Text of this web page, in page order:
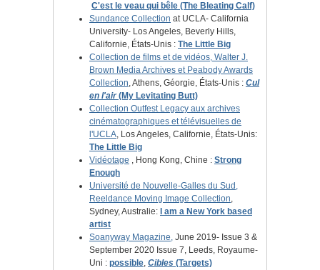
C'est le veau qui bêle (The Bleating Calf)
Sundance Collection at UCLA- California
University- Los Angeles, Beverly Hills,
Californie, États-Unis : The Little Big
Collection de films et de vidéos, Walter J.
Brown Media Archives et Peabody Awards
Collection, Athens, Géorgie, États-Unis : Cul
en l'air(My Levitating Butt)
Collection Outfest Legacy aux archives
cinématographiques et télévisuelles de
l'UCLA, Los Angeles, Californie, États-Unis:
The Little Big
Vidéotage , Hong Kong, Chine : Strong
Enough
Université de Nouvelle-Galles du Sud,
Reeldance Moving Image Collection,
Sydney, Australie:
I am a New York based
artist
Soanyway Magazine, June 2019- Issue 3 &
September 2020 Issue 7, Leeds, Royaume-
Uni : possible, Cibles (Targets)